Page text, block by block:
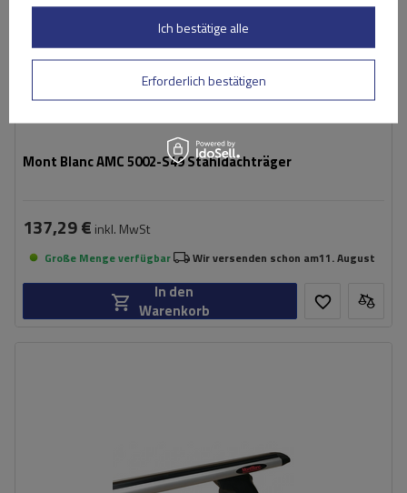
Mont Blanc AMC 5002-S49 Stahldachträger
137,29 € inkl. MwSt
Große Menge verfügbar Wir versenden schon am11. August
In den
Warenkorb
Erforderlich bestätigen
Ich bestätige alle